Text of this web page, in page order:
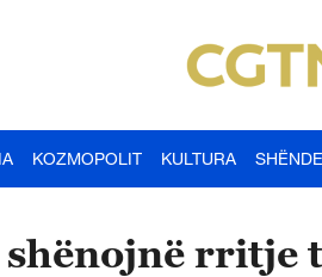
KOZMOPOLIT KULTURA
rritje